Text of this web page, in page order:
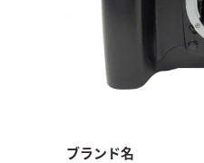
ブランド名